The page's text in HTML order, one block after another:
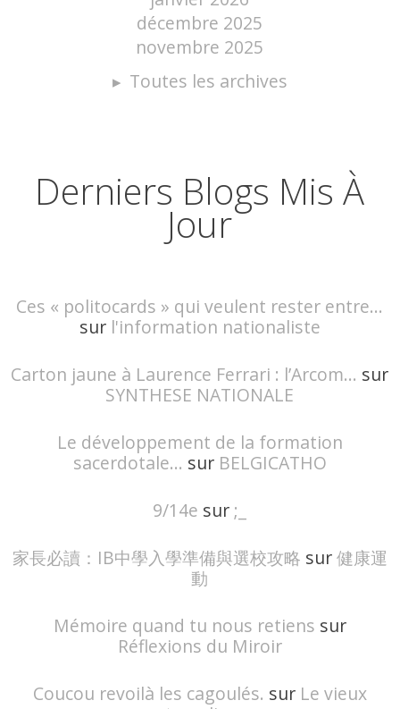
décembre 2025
novembre 2025
Toutes les archives
Derniers Blogs Mis À
Jour
Ces « politocards » qui veulent rester entre...
sur l'information nationaliste
Carton jaune à Laurence Ferrari : l’Arcom... sur
SYNTHESE NATIONALE
Le développement de la formation
sacerdotale... sur BELGICATHO
9/14e sur ;_
家長必讀：IB中學入學準備與選校攻略 sur健康運
動
Mémoire quand tu nous retiens sur
Réflexions du Miroir
Coucou revoilà les cagoulés. sur Le vieux